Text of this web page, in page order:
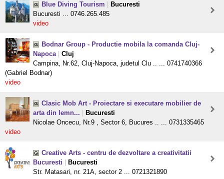
Blue Diving Tourism
Bucuresti
Bucuresti ... 0746.265.485
video
Bodnar Group - Productie mobila la comanda Cluj-
Napoca
Cluj
Campina, Nr.62, Cluj-Napoca, judetul Clu .. ... 0741740366
(Gabriel Bodnar)
video
Clasic Mob Art - Proiectare si executare mobilier de
arta din lemn...
Bucuresti
Nicolae Oncecu, Nr.9 , Sector 6, Bucures .. ... 0731335465
video
Creative Arts - centru de dezvoltare a creativitatii
Bucuresti
Bucuresti
Str. Matasari, nr. 21A, sector 2 ... 0721321890